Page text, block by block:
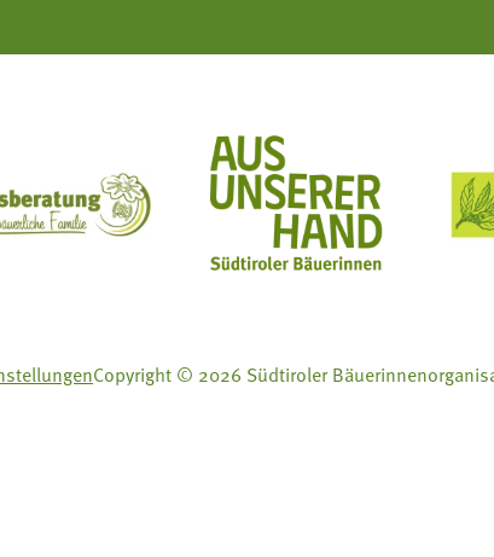
lernen - wachsen - leben
Lebensberatung für die bäuerliche Familie
Aus unserer Hand
Copyright © 2026 Südtiroler